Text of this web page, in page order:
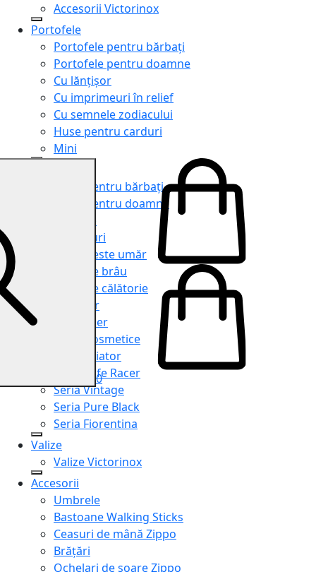
Accesorii Victorinox
Portofele
Portofele pentru bărbați
Portofele pentru doamne
Cu lănțișor
Cu imprimeuri în relief
Cu semnele zodiacului
Huse pentru carduri
Mini
Genți pentru bărbați
Genți pentru doamne
Serviete
Rucsacuri
Genți peste umăr
Genți de brâu
Genți de călătorie
Shopper
Organiser
Truse cosmetice
Seria Aviator
Seria Cafe Racer
Seria Vintage
Seria Pure Black
Seria Fiorentina
Valize
Valize Victorinox
Accesorii
Umbrele
Bastoane Walking Sticks
Ceasuri de mână Zippo
Brățări
Ochelari de soare Zippo
0